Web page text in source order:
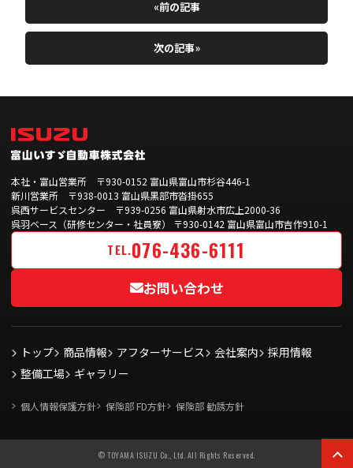
«前の記事
次の記事»
本社・富山営業所 〒930-0152 富山県富山市杉谷446-1
新川営業所 〒938-0013 富山県黒部市沓掛655
呉西サービスセンター 〒939-0256 富山県射水市広上2000-36
呉羽ベース（研修センター・社員寮） 〒930-0142 富山県富山市吉作910-1
TEL.076-436-6111
お問い合わせ
トップ 商品情報 アフターサービス 会社案内
採用情報
整備工場
ギャラリー
個人情報保護方針 保険部 FD方針 保険部 勧誘方針
© TOYAMA ISUZU Co., Ltd. All Rights Reserved.